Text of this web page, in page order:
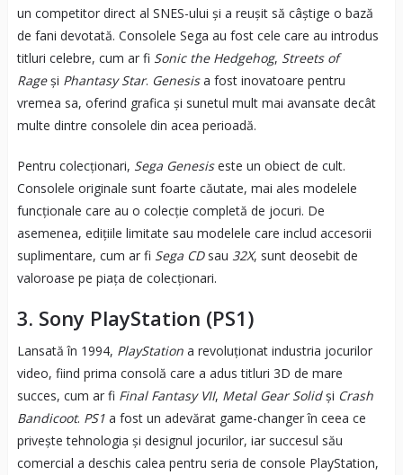
un competitor direct al SNES-ului și a reușit să câștige o bază
de fani devotată. Consolele Sega au fost cele care au introdus
titluri celebre, cum ar fi Sonic the Hedgehog, Streets of
Rageși Phantasy Star. Genesisa fost inovatoare pentru
vremea sa, oferind grafica și sunetul mult mai avansate decât
multe dintre consolele din acea perioadă.
Pentru colecționari, Sega Genesiseste un obiect de cult.
Consolele originale sunt foarte căutate, mai ales modelele
funcționale care au o colecție completă de jocuri. De
asemenea, edițiile limitate sau modelele care includ accesorii
suplimentare, cum ar fi Sega CDsau 32X, sunt deosebit de
valoroase pe piața de colecționari.
3. Sony PlayStation (PS1)
Lansată în 1994, PlayStationa revoluționat industria jocurilor
video, fiind prima consolă care a adus titluri 3D de mare
succes, cum ar fi Final Fantasy VII, Metal Gear Solidși Crash
Bandicoot. PS1a fost un adevărat game-changer în ceea ce
privește tehnologia și designul jocurilor, iar succesul său
comercial a deschis calea pentru seria de console PlayStation,